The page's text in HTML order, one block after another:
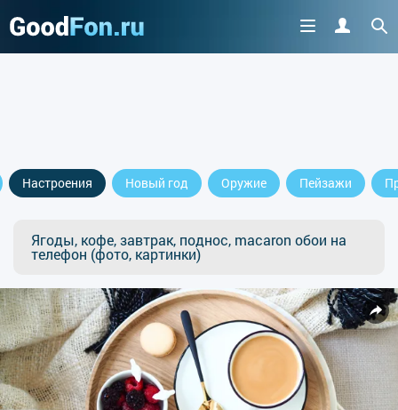
Настроения Новый год Оружие Пейзажи
Ягоды, кофе, завтрак, поднос, macaron обои на
телефон (фото, картинки)